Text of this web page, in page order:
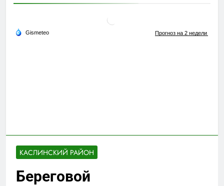
КАСЛИНСКИЙ РАЙОН
Береговой